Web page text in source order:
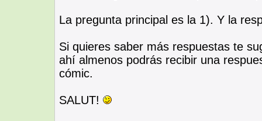
La pregunta principal es la 1). Y la
Si quieres saber más respuestas te
ahí almenos podrás recibir una
cómic.
SALUT!